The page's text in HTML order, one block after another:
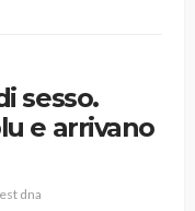
sesso.
e arrivano
dna